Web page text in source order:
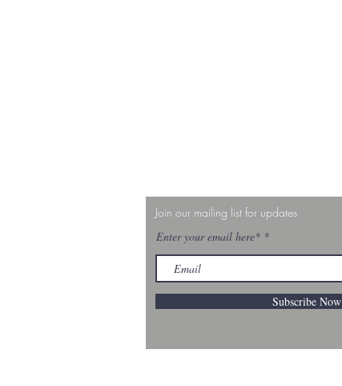
Join our mailing list for updates
Enter your email here*
Subscribe Now